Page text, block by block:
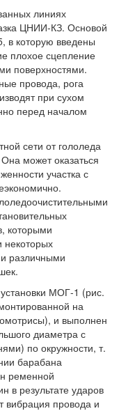
линиях
ЦНИИ-КЗ. Основой
в которую введены
плохое сцепление
поверхностями.
провода, рога
при сухом
перед началом
сети от гололеда
может оказаться
участка с
которыми
некоторых
различными
МОГ-1 (рис.
на
и выполнен
диаметра с
по окружности, т.
барабана
ременной
в результате ударов
вибрация провода и